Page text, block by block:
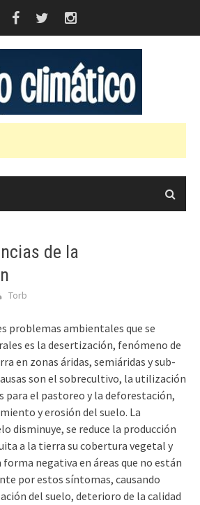
de la
Torb
problemas ambientales que se
es la desertización, fenómeno de
en zonas áridas, semiáridas y sub-
son el sobrecultivo, la utilización
para el pastoreo y la deforestación,
y erosión del suelo. La
disminuye, se reduce la producción
a la tierra su cobertura vegetal y
negativa en áreas que no están
por estos síntomas, causando
del suelo, deterioro de la calidad